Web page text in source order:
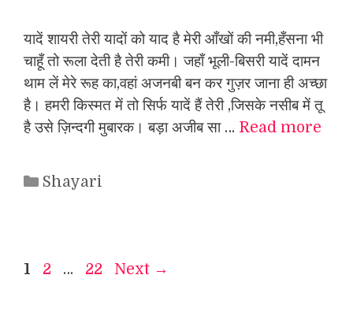
यादें शायरी तेरी यादों को याद है मेरी आँखों की नमी,हँसना भी
चाहूँ तो रूला देती है तेरी कमी। जहाँ भूली-बिसरी यादें दामन
थाम लें मेरे रूह का,वहां अजनबी बन कर गुज़र जाना ही अच्छा
है। हमरी किस्मत में तो सिर्फ यादें हैं तेरी ,जिसके नसीब में तू
है उसे ज़िन्दगी मुबारक। बड़ा अजीब सा … Read more
Categories
Shayari
Page
1 Page
2 … Page
22 Next →